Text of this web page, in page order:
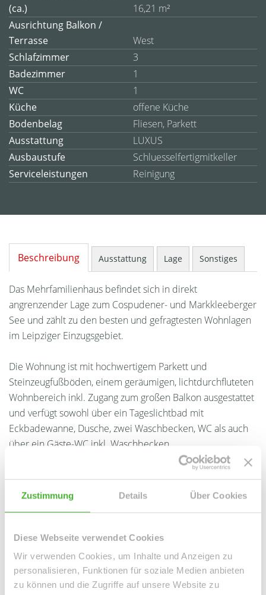
Zustimmung Details Über Cookies
Diese Webseite verwendet Cookies
Wir verwenden Cookies, um Inhalte und Anzeigen zu
personalisieren, Funktionen für soziale Medien anbieten
zu können und die Zugriffe auf unsere Website zu
(ca.)
16,21 m²
Ausrichtung Balkon /
Terrasse
West
Schlafzimmer
3
Badezimmer
1
WC
1
Küche
offene Küche
Bodenbelag
Fliesen, Parkett
Ausstattung
LUXUS
Ausbaustufe
Schluesselfertigmitkeller
Serviceleistungen
Reinigung
Beschreibung Ausstattung Lage Sonstiges
Das Mehrfamilienhaus befindet sich in direkt
angrenzender Lage zum Cospudener- und Markkleeberger
See und zählt zu den besten und gefragtesten Wohnlagen
im Leipziger Einzugsgebiet.
Die Wohnung ist mit hochwertigem Parkett und
Steinzeugfußböden, einem geräumigen, lichtdurchfluteten
Wohnbereich inkl. Zugang zum großen Balkon ausgestattet
und verfügt sowohl über ein Tageslichtbad mit
Eckbadewanne, Dusche, zwei Waschbecken, WC als auch
über ein Gäste-WC inkl. Waschbecken.
(Waschmaschinenraum). Alle Räumlichkeiten sind vom Flur